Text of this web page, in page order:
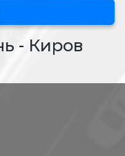
- Киров